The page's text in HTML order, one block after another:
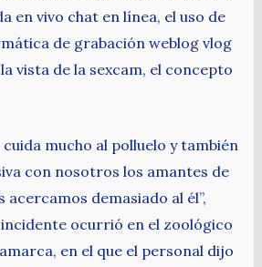
en vivo chat en línea, el uso de
de grabación weblog vlog
vista de la sexcam, el concepto
cuida mucho al polluelo y también
con nosotros los amantes de
acercamos demasiado al él”,
ocurrió en el zoológico
en el que el personal dijo